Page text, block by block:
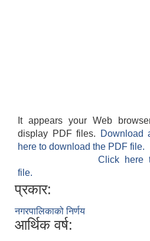
It appears your Web
display PDF files.
Download
here to download the PDF file.
Click here
file.
प्रकार:
नगरपालिकाको निर्णय
आर्थिक वर्ष: